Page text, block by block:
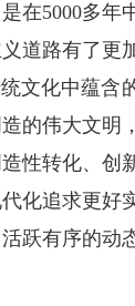
在5000多年
道路有了更
文化中蕴含
的伟大文明
性转化、创
化追求更好
跃有序的动